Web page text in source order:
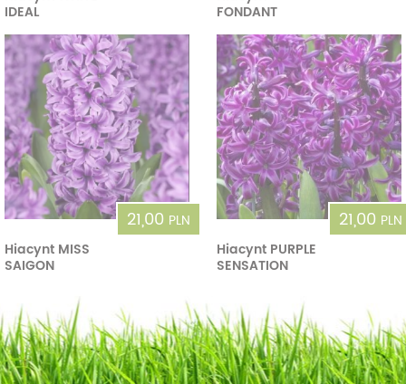
IDEAL FONDANT
21,00 PLN
Hiacynt MISS
SAIGON
21,00 PLN
Hiacynt PURPLE
SENSATION